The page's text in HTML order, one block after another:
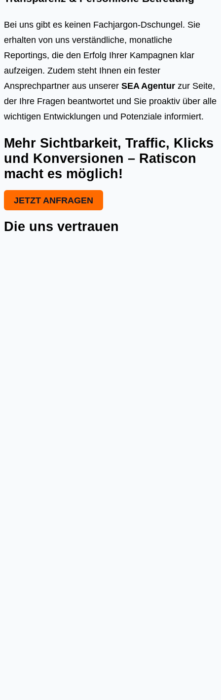
Bei uns gibt es keinen Fachjargon-Dschungel. Sie
erhalten von uns verständliche, monatliche
Reportings, die den Erfolg Ihrer Kampagnen klar
aufzeigen. Zudem steht Ihnen ein fester
Ansprechpartner aus unserer SEA Agentur zur Seite,
der Ihre Fragen beantwortet und Sie proaktiv über alle
wichtigen Entwicklungen und Potenziale informiert.
Mehr Sichtbarkeit, Traffic, Klicks
und Konversionen – Ratiscon
macht es möglich!
JETZT ANFRAGEN
Die uns vertrauen